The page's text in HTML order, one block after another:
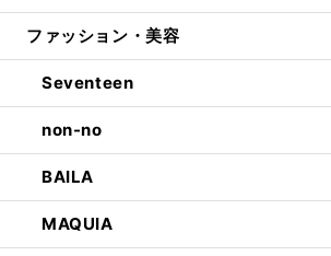
ファッション・美容
Seventeen
non-no
BAILA
MAQUIA